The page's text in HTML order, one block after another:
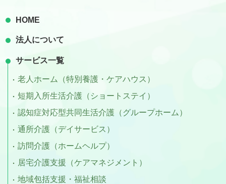
HOME
法人について
サービス一覧
老人ホーム（特別養護・ケアハウス）
短期入所生活介護（ショートステイ）
認知症対応型共同生活介護（グループホーム）
通所介護（デイサービス）
訪問介護（ホームヘルプ）
居宅介護支援（ケアマネジメント）
地域包括支援・福祉相談